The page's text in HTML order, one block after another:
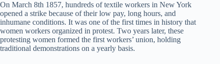
On March 8th 1857, hundreds of textile workers in New York
opened a strike because of their low pay, long hours, and
inhumane conditions. It was one of the first times in history that
women workers organized in protest. Two years later, these
protesting women formed the first workers’ union, holding
traditional demonstrations on a yearly basis.